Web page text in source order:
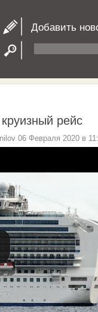
Добавить
рейс
06 Февраля 2020 в